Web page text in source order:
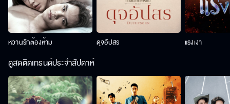
หวานรักต้องห้าม ดุจอัปสร แรงเงา
ดูสดติดเทรนด์ประจำสัปดาห์